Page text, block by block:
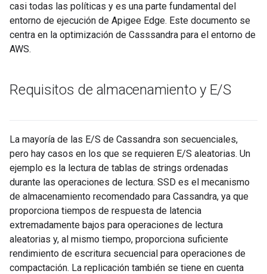
casi todas las políticas y es una parte fundamental del
entorno de ejecución de Apigee Edge. Este documento se
centra en la optimización de Casssandra para el entorno de
AWS.
Requisitos de almacenamiento y E/S
La mayoría de las E/S de Cassandra son secuenciales,
pero hay casos en los que se requieren E/S aleatorias. Un
ejemplo es la lectura de tablas de strings ordenadas
durante las operaciones de lectura. SSD es el mecanismo
de almacenamiento recomendado para Cassandra, ya que
proporciona tiempos de respuesta de latencia
extremadamente bajos para operaciones de lectura
aleatorias y, al mismo tiempo, proporciona suficiente
rendimiento de escritura secuencial para operaciones de
compactación. La replicación también se tiene en cuenta